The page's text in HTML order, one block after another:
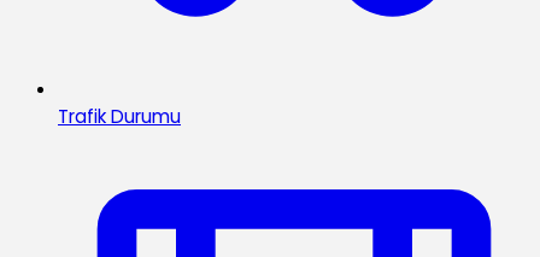
Trafik Durumu